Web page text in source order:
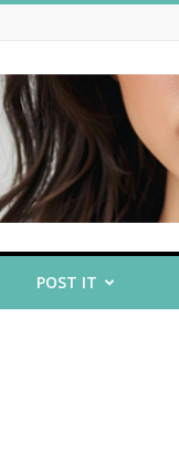
POST IT